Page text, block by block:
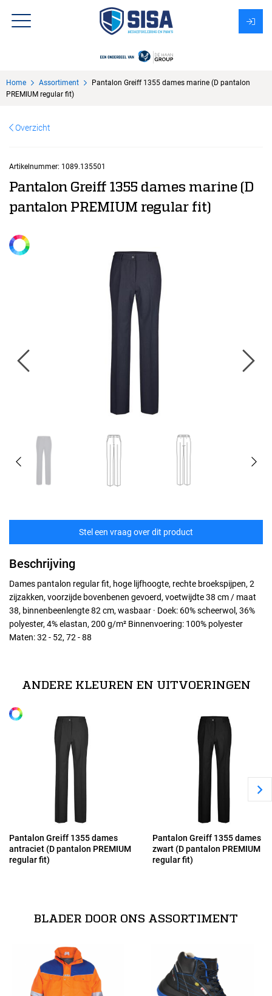
Over Sisa
Home Assortiment
Pantalon Greiff 1355 dames marine (D pantalon
PREMIUM regular fit)
Overzicht
Artikelnummer: 1089.135501
Pantalon Greiff 1355 dames marine (D
pantalon PREMIUM regular fit)
Stel een vraag over dit product
Beschrijving
Dames pantalon regular fit, hoge lijfhoogte, rechte broekspijpen, 2
zijzakken, voorzijde bovenbenen gevoerd, voetwijdte 38 cm / maat
38, binnenbeenlengte 82 cm, wasbaar · Doek: 60% scheerwol, 36%
polyester, 4% elastan, 200 g/m² Binnenvoering: 100% polyester
Maten: 32 - 52, 72 - 88
34
42
Alle maten
ANDERE KLEUREN EN UITVOERINGEN
Pantalon Greiff 1355 dames
antraciet (D pantalon PREMIUM
regular fit)
Pantalon Greiff 1355 dames
zwart (D pantalon PREMIUM
regular fit)
BLADER DOOR ONS ASSORTIMENT